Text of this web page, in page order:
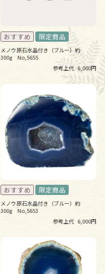
メノウ原石水晶付き（ブルー）約
300g No,5655
参考上代 6,000円
メノウ原石水晶付き（ブルー）約
300g No,5653
参考上代 6,000円